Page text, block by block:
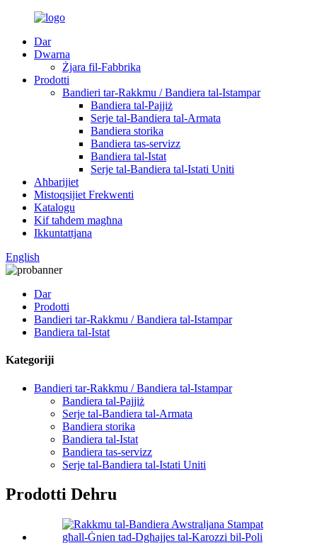
Dar
Dwarna
Żjara fil-Fabbrika
Prodotti
Bandieri tar-Rakkmu / Bandiera tal-Istampar
Bandiera tal-Pajjiż
Serje tal-Bandiera tal-Armata
Bandiera storika
Bandiera tas-servizz
Bandiera tal-Istat
Serje tal-Bandiera tal-Istati Uniti
Aħbarijiet
Mistoqsijiet Frekwenti
Katalogu
Kif taħdem magħna
Ikkuntattjana
English
Dar
Prodotti
Bandieri tar-Rakkmu / Bandiera tal-Istampar
Bandiera tal-Istat
Kategoriji
Bandieri tar-Rakkmu / Bandiera tal-Istampar
Bandiera tal-Pajjiż
Serje tal-Bandiera tal-Armata
Bandiera storika
Bandiera tal-Istat
Bandiera tas-servizz
Serje tal-Bandiera tal-Istati Uniti
Prodotti Dehru